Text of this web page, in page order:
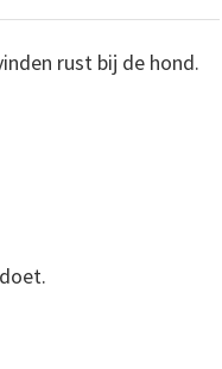
rust bij de hond.